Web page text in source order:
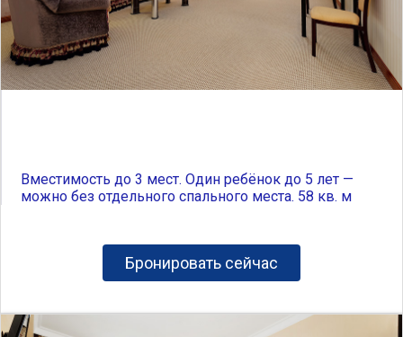
Вместимость до 3 мест. Один ребёнок до 5 лет —
можно без отдельного спального места. 58 кв. м
Бронировать сейчас